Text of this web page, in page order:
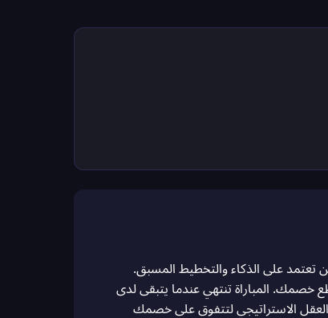
تعتمد على الذكاء والتخطيط المسبق.
يحق لك حذف إحدى قطع خصمك. المباراة تنتهي عندما يتبقى لدى
العقل الاستراتيجي لتتفوق على خصمك